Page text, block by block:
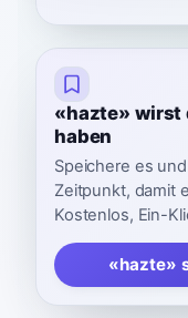
«hazte» wirst
haben
Speichere es
Zeitpunkt, damit
Kostenlos, Ein-
«hazte»